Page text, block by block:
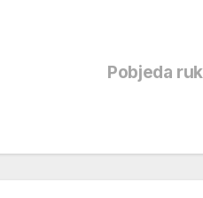
Pobjeda